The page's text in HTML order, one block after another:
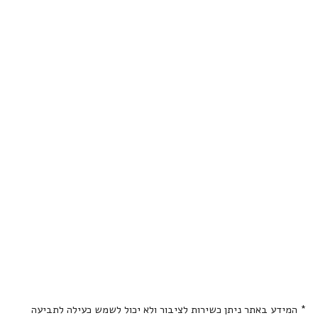
* המידע באתר ניתן כשירות לציבור ולא יכול לשמש כעילה לתביעה